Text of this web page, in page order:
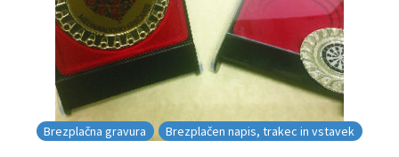
Brezplačna gravura Brezplačen napis, trakec in vstavek